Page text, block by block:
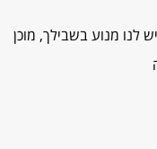
מנוע בשבילך, מוכן